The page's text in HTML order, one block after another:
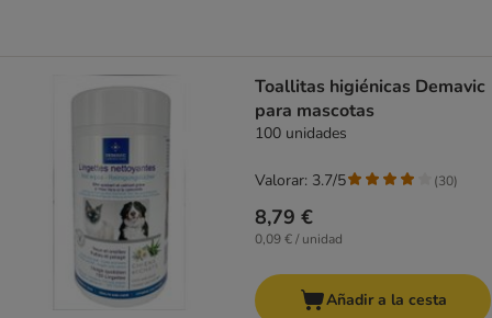
Toallitas higiénicas Demavic
para mascotas
100 unidades
8,79 €
0,09 € / unidad
Valorar: 3.7/5 (30)
Añadir a la cesta